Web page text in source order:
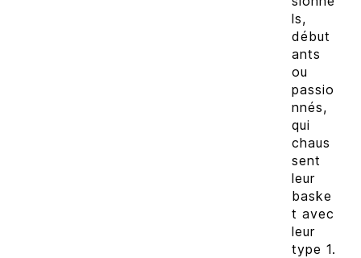
ls,
début
ants
ou
passio
nnés,
qui
chaus
sent
leur
baske
t avec
leur
type 1.